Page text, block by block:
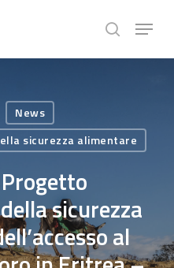
search
Menu
News
sicurezza alimentare
sicurezza
al